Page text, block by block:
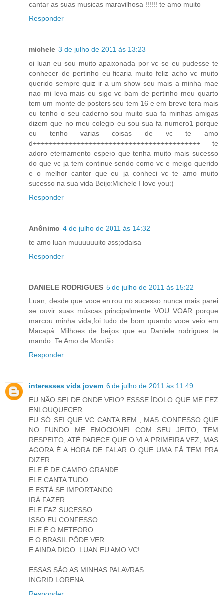
cantar as suas musicas maravilhosa !!!!!! te amo muito
Responder
michele 3 de julho de 2011 às 13:23
oi luan eu sou muito apaixonada por vc se eu pudesse te
conhecer de pertinho eu ficaria muito feliz acho vc muito
querido sempre quiz ir a um show seu mais a minha mae
nao mi leva mais eu sigo vc bam de pertinho meu quarto
tem um monte de posters seu tem 16 e em breve tera mais
eu tenho o seu caderno sou muito sua fa minhas amigas
dizem que no meu colegio eu sou sua fa numero1 porque
eu tenho varias coisas de vc te amo
d++++++++++++++++++++++++++++++++++++++++++ te
adoro eternamento espero que tenha muito mais sucesso
do que vc ja tem continue sendo como vc e meigo querido
e o melhor cantor que eu ja conheci vc te amo muito
sucesso na sua vida Beijo:Michele I love you:)
Responder
Anônimo 4 de julho de 2011 às 14:32
te amo luan muuuuuuito ass;odaisa
Responder
DANIELE RODRIGUES 5 de julho de 2011 às 15:22
Luan, desde que voce entrou no sucesso nunca mais parei
se ouvir suas múscas principalmente VOU VOAR porque
marcou minha vida,foi tudo de bom quando voce veio em
Macapá. Milhoes de beijos que eu Daniele rodrigues te
mando. Te Amo de Montão......
Responder
interesses vida jovem 6 de julho de 2011 às 11:49
EU NÃO SEI DE ONDE VEIO? ESSSE ÍDOLO QUE ME FEZ
ENLOUQUECER.
EU SÓ SEI QUE VC CANTA BEM , MAS CONFESSO QUE
NO FUNDO ME EMOCIONEI COM SEU JEITO, TEM
RESPEITO, ATÉ PARECE QUE O VI A PRIMEIRA VEZ, MAS
AGORA É A HORA DE FALAR O QUE UMA FÃ TEM PRA
DIZER:
ELE É DE CAMPO GRANDE
ELE CANTA TUDO
E ESTÁ SE IMPORTANDO
IRÁ FAZER.
ELE FAZ SUCESSO
ISSO EU CONFESSO
ELE É O METEORO
E O BRASIL PÔDE VER
E AINDA DIGO: LUAN EU AMO VC!
ESSAS SÃO AS MINHAS PALAVRAS.
INGRID LORENA